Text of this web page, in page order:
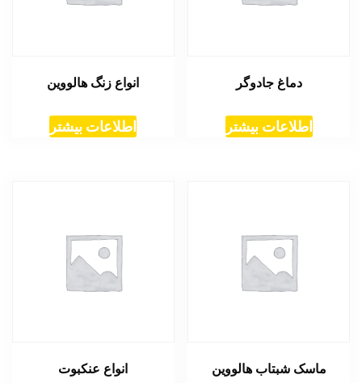
دماغ جادوگر
اطلاعات بیشتر
انواع زنگ هالووین
اطلاعات بیشتر
ماسک شبتاب هالووین انواع عنکبوت